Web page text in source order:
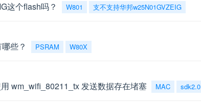
这个flash吗？ W801 支不支持华邦w25N01GVZEIG
些？ PSRAM W80X
wm_wifi_80211_tx 发送数据存在堵塞 MAC sdk2.0